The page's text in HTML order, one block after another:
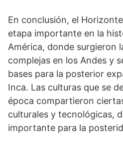
En conclusión, el
etapa importante en la
América, donde surgieron
complejas en los Andes y
bases para la posterior
Inca. Las culturas que se
época compartieron
culturales y tecnológicas,
importante para la